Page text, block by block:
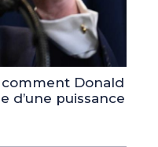
comment Donald
d’une puissance